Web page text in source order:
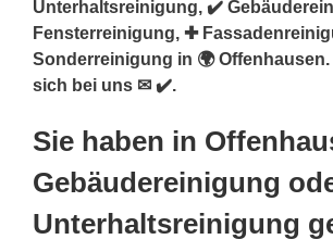
Unterhaltsreinigung, ✔️
Fensterreinigung, ✚
Sonderreinigung in 🌍 Offenhausen.
sich bei uns ✉ ✔️.
Sie haben in
Gebäudereinigung
Unterhaltsreinigung